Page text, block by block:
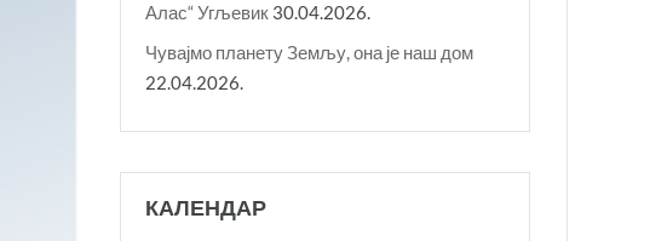
Алас“ Угљевик 30.04.2026.
Чувајмо планету Земљу, она је наш дом
22.04.2026.
КАЛЕНДАР